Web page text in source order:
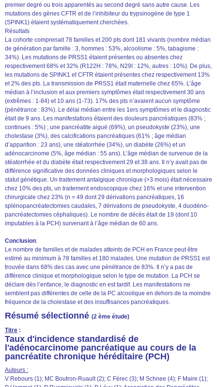
premier degré ou trois apparentés au second degré sans autre cause. Les
mutations des gènes CFTR et de l’inhibiteur du trypsinogène de type 1
(SPINK1) étaient systématiquement cherchées.
Résultats
La cohorte comprenait 78 familles et 200 pts dont 181 vivants (nombre médian
de génération par famille : 3, hommes : 53%, alcoolisme : 5%, tabagisme :
34%). Les mutations de PRSS1 étaient présentes ou absentes chez
respectivement 68% et 32% (R122H : 78%, N29I : 12%, autres : 10%). De plus,
les mutations de SPINK1 et CFTR étaient présentes chez respectivement 13%
et 2% des pts. La transmission de PRSS1 était maternelle chez 65%. L’âge
médian à l’inclusion et aux premiers symptômes était respectivement 30 ans
(extrêmes : 1-84) et 10 ans (1-73). 17% des pts n’avaient aucun symptôme
(pénétrance : 83%). Le délai médian entre les 1ers symptômes et le diagnostic
était de 9 ans. Les manifestations étaient des douleurs pancréatiques (83% ;
continues : 5%) ; une pancréatite aiguë (69%), un pseudokyste (23%), une
cholestase (3%), des calcifications pancréatiques (61% ; âge médian
d’apparition : 23 ans), une stéatorrhée (34%), un diabète (26%) et un
adénocarcinome (5%, âge médian : 55 ans). L’âge médian de survenue de la
stéatorrhée et du diabète était respectivement 29 et 38 ans. Il n’y avait pas de
différence significative des données cliniques et morphologiques selon le
statut génétique. Un traitement antalgique chronique (>3 mois) était nécessaire
chez 10% des pts, un traitement endoscopique chez 16% et une intervention
chirurgicale chez 23% (n = 49 dont 29 dérivations pancréatiques, 16
splénopancréatectomies caudales, 7 dérivations de pseudokyste, 4 duodéno-
pancréatectomies céphaliques). Le nombre de décès était de 19 (dont 10
imputables à la PCH) survenant à l’âge médian de 60 ans.
Conclusion:
Le nombre de familles et de malades atteints de PCH en France peut être
estimé au minimum à 78 familles et 180 malades. Une mutation de PRSS1 est
trouvée dans 68% des cas avec une pénétrance de 83%. Il n’y a pas de
différence clinique et morphologique selon le type de mutation. La PCH se
déclare dès l’enfance, le diagnostic en est tardif. Les manifestations ne
semblent pas différentes de celle de la PC alcoolique en dehors de la moindre
fréquence de la cholestase et des insuffisances pancréatiques.
Résumé sélectionné (2 ème étude)
Titre :
Taux d'incidence standardisé de
l'adénocarcinome pancréatique au cours de la
pancréatite chronique héréditaire (PCH)
Auteurs :
V Rebours (1); MC Boutron-Ruault (2); C Férec (3); M Schnee (4); F Maire (1);